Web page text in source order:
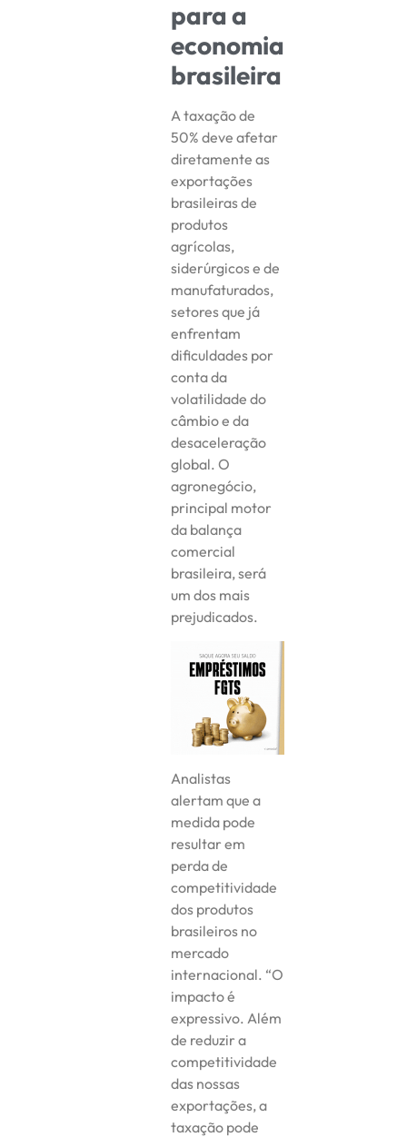
para a
economia
brasileira
A taxação de
50% deve afetar
diretamente as
exportações
brasileiras de
produtos
agrícolas,
siderúrgicos e de
manufaturados,
setores que já
enfrentam
dificuldades por
conta da
volatilidade do
câmbio e da
desaceleração
global. O
agronegócio,
principal motor
da balança
comercial
brasileira, será
um dos mais
prejudicados.
Analistas
alertam que a
medida pode
resultar em
perda de
competitividade
dos produtos
brasileiros no
mercado
internacional. “O
impacto é
expressivo. Além
de reduzir a
competitividade
das nossas
exportações, a
taxação pode